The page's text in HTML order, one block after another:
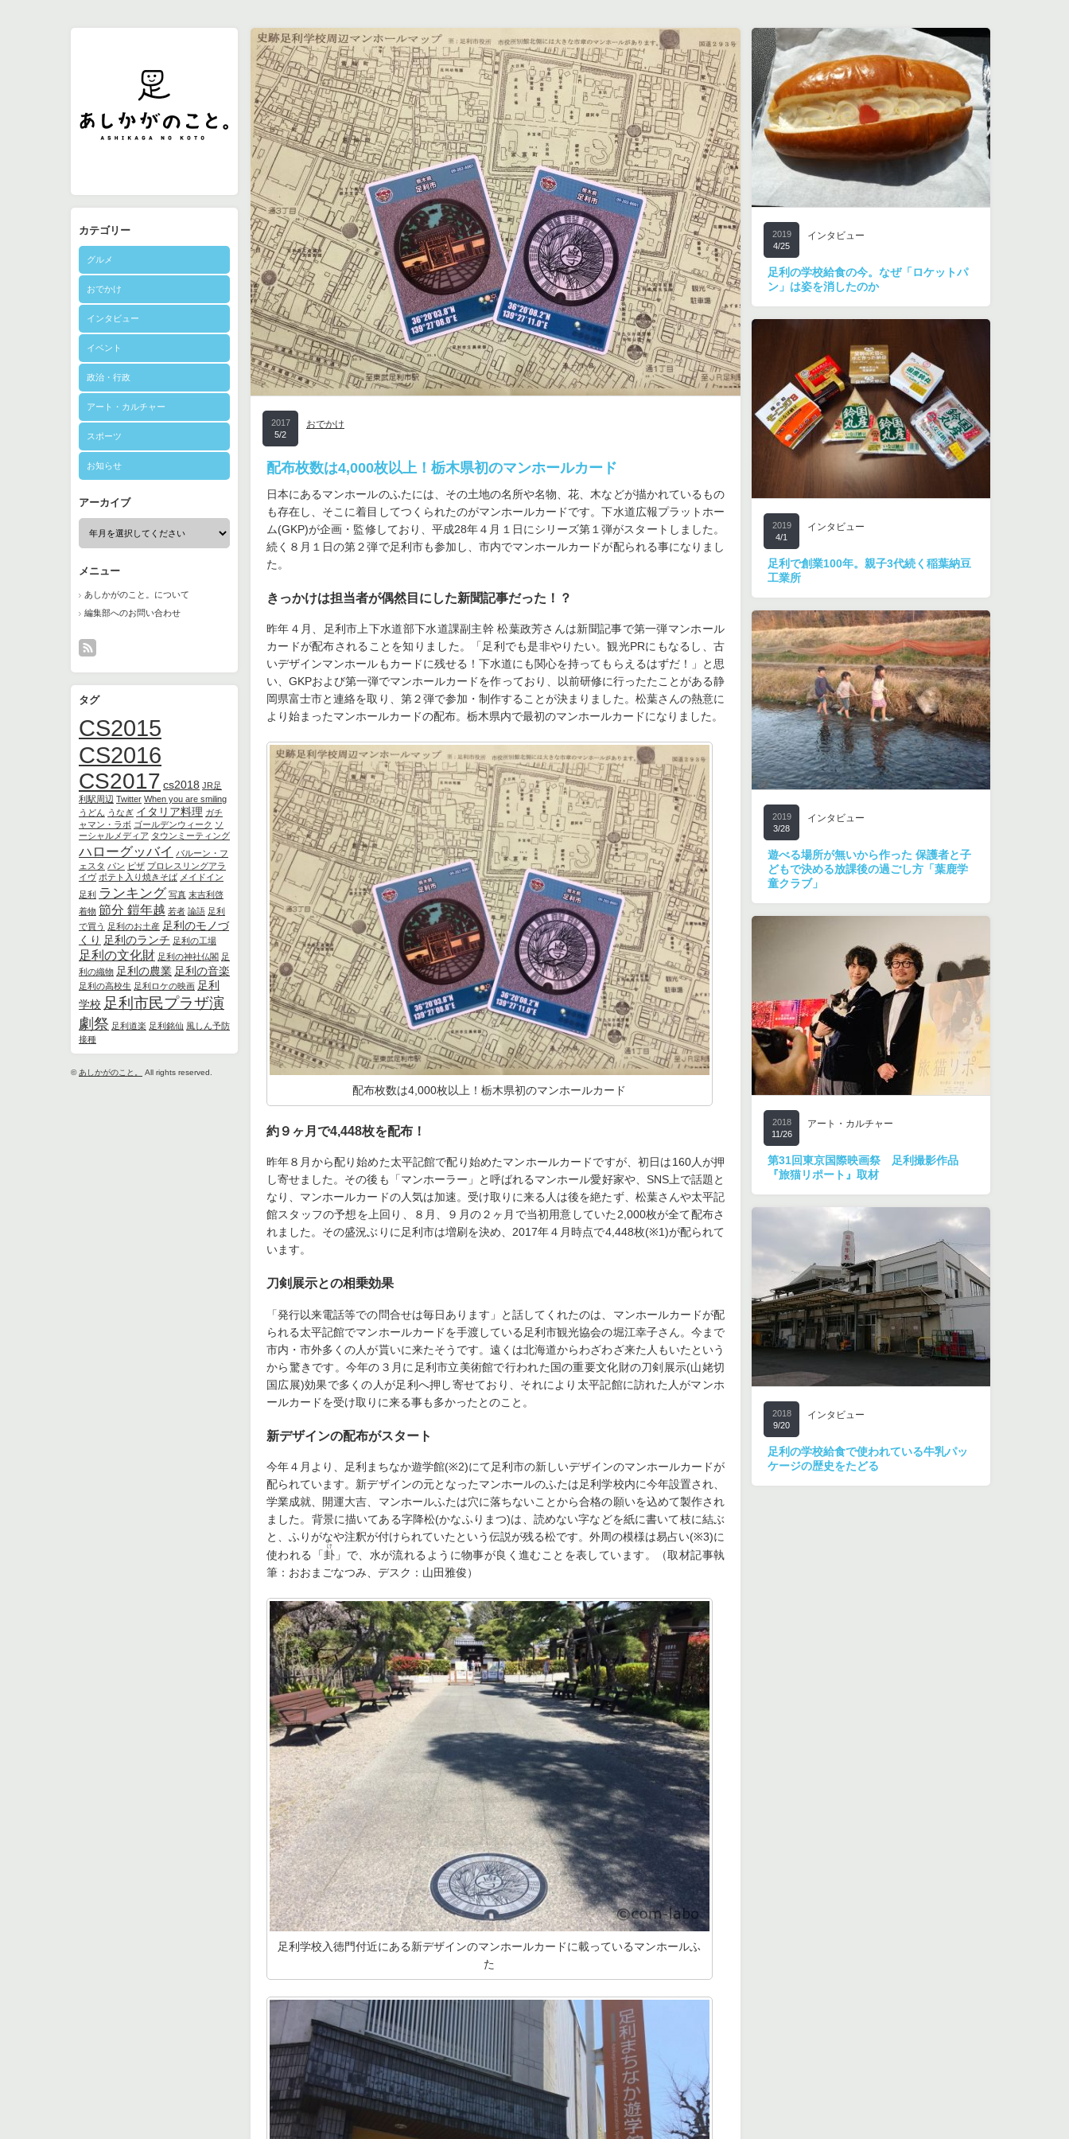
カテゴリー
グルメ
おでかけ
インタビュー
イベント
政治・行政
アート・カルチャー
スポーツ
お知らせ
アーカイブ
メニュー
あしかがのこと。について
編集部へのお問い合わせ
タグ
CS2015
CS2016
CS2017 cs2018 JR足
利駅周辺 Twitter When you are smiling
うどん うなぎ イタリア料理 ガチ
ャマン・ラボ ゴールデンウィーク ソ
ーシャルメディア タウンミーティング
ハローグッバイ バルーン・フ
ェスタ パン ピザ プロレスリングアラ
イヴ ポテト入り焼きそば メイドイン
足利 ランキング 写真 末吉利啓
着物 節分 鎧年越 若者 論語 足利
で買う 足利のお土産 足利のモノづ
くり 足利のランチ 足利の工場
足利の文化財 足利の神社仏閣 足
利の織物 足利の農業 足利の音楽
足利の高校生 足利ロケの映画 足利
学校 足利市民プラザ演
劇祭 足利道楽 足利銘仙 風しん予防
接種
© あしかがのこと。 All rights reserved.
2017
5/2
おでかけ
配布枚数は4,000枚以上！栃木県初のマンホールカード
日本にあるマンホールのふたには、その土地の名所や名物、花、木などが描かれているもの
も存在し、そこに着目してつくられたのがマンホールカードです。下水道広報プラットホー
ム(GKP)が企画・監修しており、平成28年４月１日にシリーズ第１弾がスタートしました。
続く８月１日の第２弾で足利市も参加し、市内でマンホールカードが配られる事になりまし
た。
きっかけは担当者が偶然目にした新聞記事だった！？
昨年４月、足利市上下水道部下水道課副主幹 松葉政芳さんは新聞記事で第一弾マンホール
カードが配布されることを知りました。「足利でも是非やりたい。観光PRにもなるし、古
いデザインマンホールもカードに残せる！下水道にも関心を持ってもらえるはずだ！」と思
い、GKPおよび第一弾でマンホールカードを作っており、以前研修に行ったたことがある静
岡県富士市と連絡を取り、第２弾で参加・制作することが決まりました。松葉さんの熱意に
より始まったマンホールカードの配布。栃木県内で最初のマンホールカードになりました。
配布枚数は4,000枚以上！栃木県初のマンホールカード
約９ヶ月で4,448枚を配布！
昨年８月から配り始めた太平記館で配り始めたマンホールカードですが、初日は160人が押
し寄せました。その後も「マンホーラー」と呼ばれるマンホール愛好家や、SNS上で話題と
なり、マンホールカードの人気は加速。受け取りに来る人は後を絶たず、松葉さんや太平記
館スタッフの予想を上回り、８月、９月の２ヶ月で当初用意していた2,000枚が全て配布さ
れました。その盛況ぶりに足利市は増刷を決め、2017年４月時点で4,448枚(※1)が配られて
います。
刀剣展示との相乗効果
「発行以来電話等での問合せは毎日あります」と話してくれたのは、マンホールカードが配
られる太平記館でマンホールカードを手渡している足利市観光協会の堀江幸子さん。今まで
市内・市外多くの人が貰いに来たそうです。遠くは北海道からわざわざ来た人もいたという
から驚きです。今年の３月に足利市立美術館で行われた国の重要文化財の刀剣展示(山姥切
国広展)効果で多くの人が足利へ押し寄せており、それにより太平記館に訪れた人がマンホ
ールカードを受け取りに来る事も多かったとのこと。
新デザインの配布がスタート
今年４月より、足利まちなか遊学館(※2)にて足利市の新しいデザインのマンホールカードが
配られています。新デザインの元となったマンホールのふたは足利学校内に今年設置され、
学業成就、開運大吉、マンホールふたは穴に落ちないことから合格の願いを込めて製作され
ました。背景に描いてある字降松(かなふりまつ)は、読めない字などを紙に書いて枝に結ぶ
と、ふりがなや注釈が付けられていたという伝説が残る松です。外周の模様は易占い(※3)に
使われる「卦
け
」で、水が流れるように物事が良く進むことを表しています。（取材記事執
筆：おおまごなつみ、デスク：山田雅俊）
足利学校入徳門付近にある新デザインのマンホールカードに載っているマンホールふ
た
2019
4/25
インタビュー
足利の学校給食の今。なぜ「ロケットパ
ン」は姿を消したのか
2019
4/1
インタビュー
足利で創業100年。親子3代続く稲葉納豆
工業所
2019
3/28
インタビュー
遊べる場所が無いから作った 保護者と子
どもで決める放課後の過ごし方「葉鹿学
童クラブ」
2018
11/26
アート・カルチャー
第31回東京国際映画祭 足利撮影作品
『旅猫リポート』取材
2018
9/20
インタビュー
足利の学校給食で使われている牛乳パッ
ケージの歴史をたどる